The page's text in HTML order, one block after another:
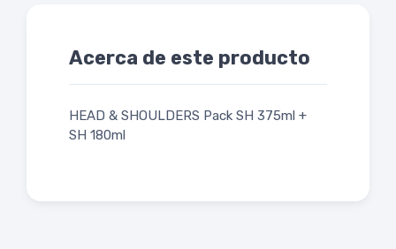
Acerca de este producto
HEAD & SHOULDERS Pack SH 375ml +
SH 180ml